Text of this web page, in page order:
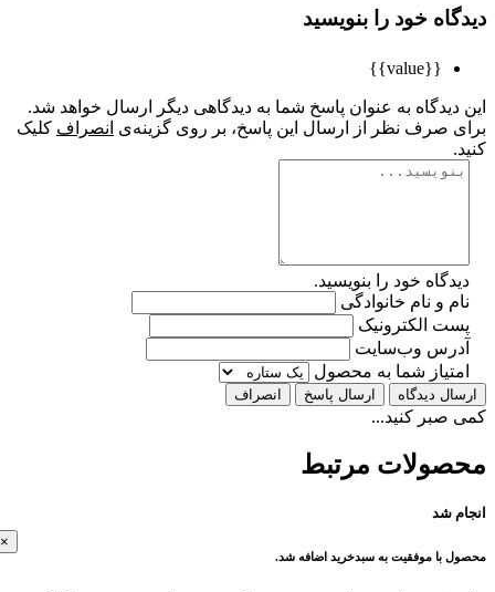
خود را بنویسید
به عنوان پاسخ شما به دیدگاهی دیگر ارسال خواهد شد.
صرف نظر از ارسال این پاسخ، بر روی گزینه‌ی انصرافکلیک
خود را بنویسید.
و نام خانوادگی
الکترونیک
وب‌سایت
شما به محصول
دیدگاه ارسال پاسخ انصراف
کنید...
مرتبط
شد
با موفقیت به سبدخرید اضافه شد.